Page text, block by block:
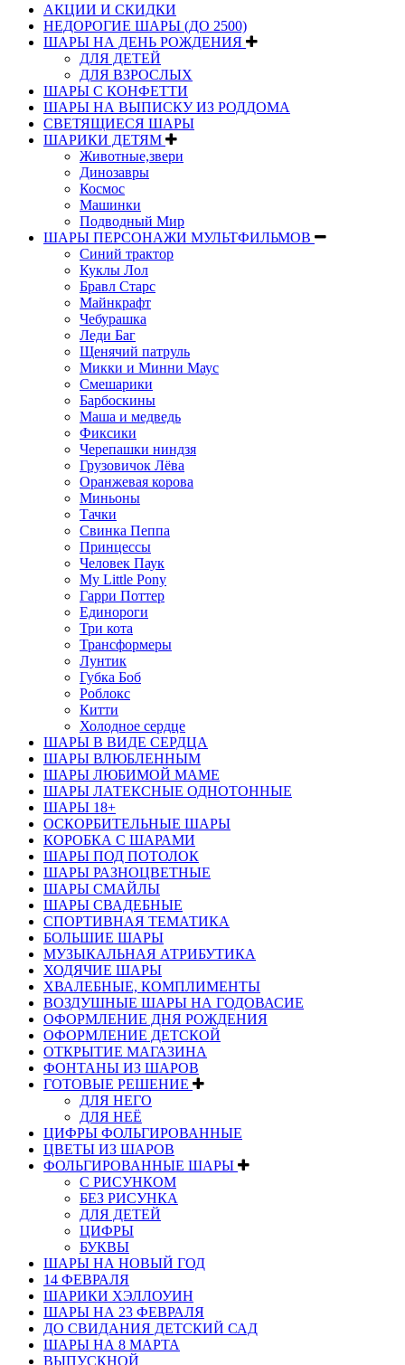
АКЦИИ И СКИДКИ
НЕДОРОГИЕ ШАРЫ (ДО 2500)
ШАРЫ НА ДЕНЬ РОЖДЕНИЯ
ДЛЯ ДЕТЕЙ
ДЛЯ ВЗРОСЛЫХ
ШАРЫ С КОНФЕТТИ
ШАРЫ НА ВЫПИСКУ ИЗ РОДДОМА
СВЕТЯЩИЕСЯ ШАРЫ
ШАРИКИ ДЕТЯМ
Животные,звери
Динозавры
Космос
Машинки
Подводный Мир
ШАРЫ ПЕРСОНАЖИ МУЛЬТФИЛЬМОВ
Синий трактор
Куклы Лол
Бравл Старс
Майнкрафт
Чебурашка
Леди Баг
Щенячий патруль
Микки и Минни Маус
Смешарики
Барбоскины
Маша и медведь
Фиксики
Черепашки ниндзя
Грузовичок Лёва
Оранжевая корова
Миньоны
Тачки
Свинка Пеппа
Принцессы
Человек Паук
My Little Pony
Гарри Поттер
Единороги
Три кота
Трансформеры
Лунтик
Губка Боб
Роблокс
Китти
Холодное сердце
ШАРЫ В ВИДЕ СЕРДЦА
ШАРЫ ВЛЮБЛЕННЫМ
ШАРЫ ЛЮБИМОЙ МАМЕ
ШАРЫ ЛАТЕКСНЫЕ ОДНОТОННЫЕ
ШАРЫ 18+
ОСКОРБИТЕЛЬНЫЕ ШАРЫ
КОРОБКА С ШАРАМИ
ШАРЫ ПОД ПОТОЛОК
ШАРЫ РАЗНОЦВЕТНЫЕ
ШАРЫ СМАЙЛЫ
ШАРЫ СВАДЕБНЫЕ
СПОРТИВНАЯ ТЕМАТИКА
БОЛЬШИЕ ШАРЫ
МУЗЫКАЛЬНАЯ АТРИБУТИКА
ХОДЯЧИЕ ШАРЫ
ХВАЛЕБНЫЕ, КОМПЛИМЕНТЫ
ВОЗДУШНЫЕ ШАРЫ НА ГОДОВАСИЕ
ОФОРМЛЕНИЕ ДНЯ РОЖДЕНИЯ
ОФОРМЛЕНИЕ ДЕТСКОЙ
ОТКРЫТИЕ МАГАЗИНА
ФОНТАНЫ ИЗ ШАРОВ
ГОТОВЫЕ РЕШЕНИЕ
ДЛЯ НЕГО
ДЛЯ НЕЁ
ЦИФРЫ ФОЛЬГИРОВАННЫЕ
ЦВЕТЫ ИЗ ШАРОВ
ФОЛЬГИРОВАННЫЕ ШАРЫ
С РИСУНКОМ
БЕЗ РИСУНКА
ДЛЯ ДЕТЕЙ
ЦИФРЫ
БУКВЫ
ШАРЫ НА НОВЫЙ ГОД
14 ФЕВРАЛЯ
ШАРИКИ ХЭЛЛОУИН
ШАРЫ НА 23 ФЕВРАЛЯ
ДО СВИДАНИЯ ДЕТСКИЙ САД
ШАРЫ НА 8 МАРТА
ВЫПУСКНОЙ